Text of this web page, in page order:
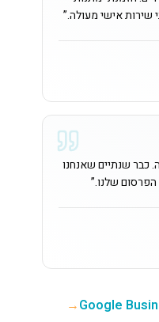
שירות אישי מעולה.”
כבר שנתיים שאנחנו
שלנו.”
→